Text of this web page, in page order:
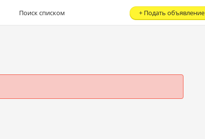
Поиск списком + Подать объявление